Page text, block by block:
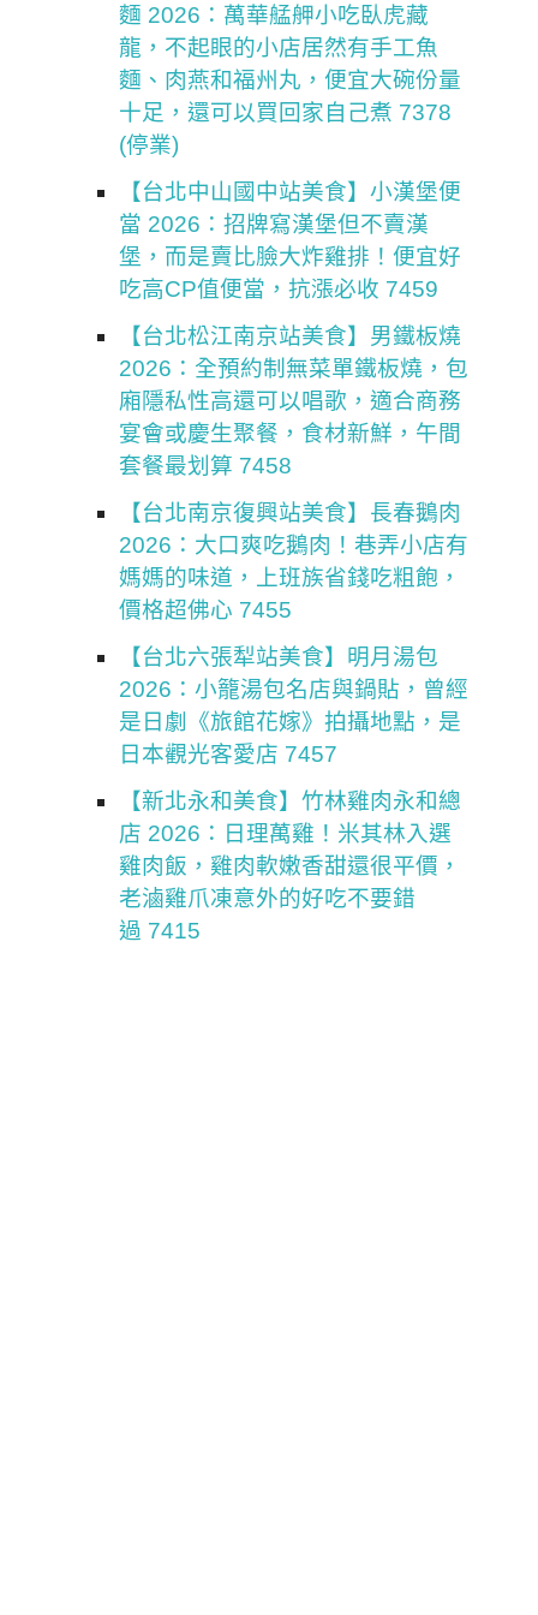
麵 2026：萬華艋舺小吃臥虎藏
龍，不起眼的小店居然有手工魚
麵、肉燕和福州丸，便宜大碗份量
十足，還可以買回家自己煮 7378
(停業)
【台北中山國中站美食】小漢堡便
當 2026：招牌寫漢堡但不賣漢
堡，而是賣比臉大炸雞排！便宜好
吃高CP值便當，抗漲必收 7459
【台北松江南京站美食】男鐵板燒
2026：全預約制無菜單鐵板燒，包
廂隱私性高還可以唱歌，適合商務
宴會或慶生聚餐，食材新鮮，午間
套餐最划算 7458
【台北南京復興站美食】長春鵝肉
2026：大口爽吃鵝肉！巷弄小店有
媽媽的味道，上班族省錢吃粗飽，
價格超佛心 7455
【台北六張犁站美食】明月湯包
2026：小籠湯包名店與鍋貼，曾經
是日劇《旅館花嫁》拍攝地點，是
日本觀光客愛店 7457
【新北永和美食】竹林雞肉永和總
店 2026：日理萬雞！米其林入選
雞肉飯，雞肉軟嫩香甜還很平價，
老滷雞爪凍意外的好吃不要錯
過 7415